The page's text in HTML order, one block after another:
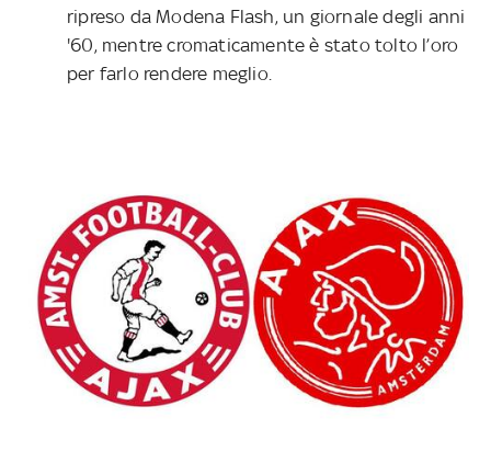
ripreso da Modena Flash, un giornale degli anni
'60, mentre cromaticamente è stato tolto l’oro
per farlo rendere meglio.